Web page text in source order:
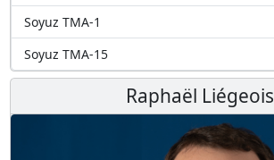
Soyuz TMA-1
Soyuz TMA-15
Raphaël Liégeois